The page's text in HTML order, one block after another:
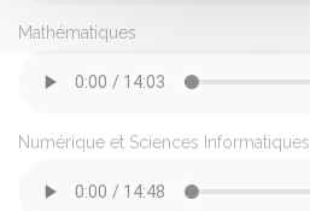
Mathématiques
Numérique et Sciences Informatiques